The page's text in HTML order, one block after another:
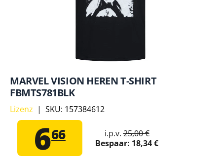
MARVEL VISION HEREN T-SHIRT
FBMTS781BLK
Lizenz | SKU: 157384612
666 i.p.v.25,00 €
Bespaar: 18,34 €